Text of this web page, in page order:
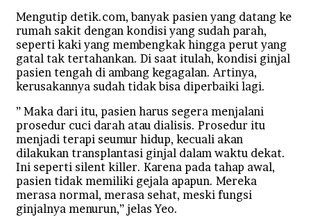
Mengutip detik.com, banyak pasien yang datang ke
rumah sakit dengan kondisi yang sudah parah,
seperti kaki yang membengkak hingga perut yang
gatal tak tertahankan. Di saat itulah, kondisi ginjal
pasien tengah di ambang kegagalan. Artinya,
kerusakannya sudah tidak bisa diperbaiki lagi.
” Maka dari itu, pasien harus segera menjalani
prosedur cuci darah atau dialisis. Prosedur itu
menjadi terapi seumur hidup, kecuali akan
dilakukan transplantasi ginjal dalam waktu dekat.
Ini seperti silent killer. Karena pada tahap awal,
pasien tidak memiliki gejala apapun. Mereka
merasa normal, merasa sehat, meski fungsi
ginjalnya menurun,” jelas Yeo.